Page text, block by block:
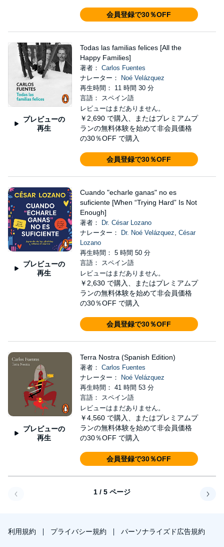
会員登録で30％OFF
プレビューの
再生
Todas las familias felices [All the
Happy Families]
著者： Carlos Fuentes
ナレーター：
Noé Velázquez
再生時間： 11 時間 30 分
言語： スペイン語
レビューはまだありません。
￥2,690 で購入、またはプレミアムプ
ランの無料体験を始めて非会員価格
の30％OFF で購入
会員登録で30％OFF
プレビューの
再生
Cuando "echarle ganas" no es
suficiente [When “Trying Hard” Is Not
Enough]
著者：
Dr. César Lozano
ナレーター：
Dr. Noé Velázquez, César
Lozano
再生時間： 5 時間 50 分
言語： スペイン語
レビューはまだありません。
￥2,630 で購入、またはプレミアムプ
ランの無料体験を始めて非会員価格
の30％OFF で購入
会員登録で30％OFF
プレビューの
再生
Terra Nostra (Spanish Edition)
著者： Carlos Fuentes
ナレーター：
Noé Velázquez
再生時間： 41 時間 53 分
言語： スペイン語
レビューはまだありません。
￥4,560 で購入、またはプレミアムプ
ランの無料体験を始めて非会員価格
の30％OFF で購入
会員登録で30％OFF
1 / 5 ページ
利用規約 プライバシー規約 パーソナライズド広告規約